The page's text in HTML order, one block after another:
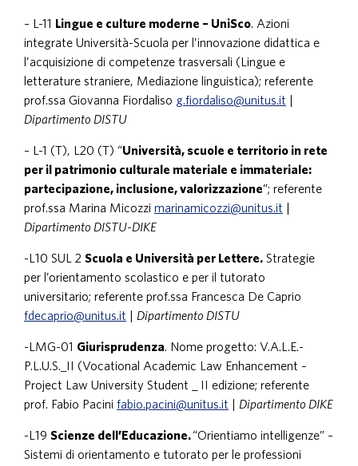
– L-11 Lingue e culture moderne – UniSco . Azioni
integrate Università-Scuola per l’innovazione didattica e
l’acquisizione di competenze trasversali (Lingue e
letterature straniere, Mediazione linguistica); referente
prof.ssa Giovanna Fiordaliso g.fiordaliso@unitus.it |
Dipartimento DISTU
– L-1 (T), L20 (T) “Università, scuole e territorio in rete
per il patrimonio culturale materiale e immateriale:
partecipazione, inclusione, valorizzazione”; referente
prof.ssa Marina Micozzi marinamicozzi@unitus.it |
Dipartimento DISTU-DIKE
-L10 SUL 2 Scuola e Università per Lettere. Strategie
per l’orientamento scolastico e per il tutorato
universitario; referente prof.ssa Francesca De Caprio
fdecaprio@unitus.it | Dipartimento DISTU
-LMG-01 Giurisprudenza . Nome progetto: V.A.L.E.-
P.L.U.S._II (Vocational Academic Law Enhancement –
Project Law University Student _ II edizione; referente
prof. Fabio Pacini fabio.pacini@unitus.it | Dipartimento DIKE
-L19 Scienze dell’Educazione.“Orientiamo intelligenze” –
Sistemi di orientamento e tutorato per le professioni